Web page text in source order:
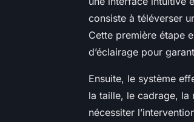
consiste à téléverser
Cette première étape
d’éclairage pour
Ensuite, le système
la taille, le cadrage, la
nécessiter